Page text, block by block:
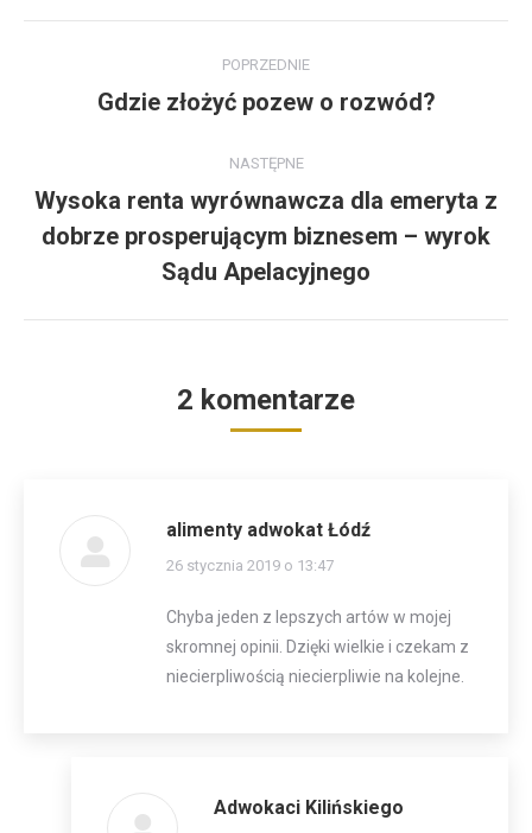
wpisów
POPRZEDNIE
Poprzedni
Gdzie złożyć pozew o rozwód?
NASTĘPNE
Następny
wpis:
Wysoka renta wyrównawcza dla emeryta z
dobrze prosperującym biznesem – wyrok
Sądu Apelacyjnego
2 komentarze
alimenty adwokat Łódź
napisał(a):
26 stycznia 2019 o 13:47
Chyba jeden z lepszych artów w mojej
skromnej opinii. Dzięki wielkie i czekam z
niecierpliwością niecierpliwie na kolejne.
Adwokaci Kilińskiego